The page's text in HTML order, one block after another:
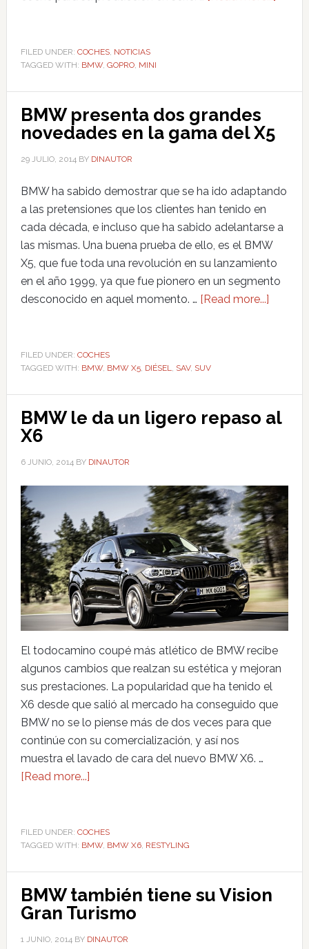
FILED UNDER: COCHES, NOTICIAS
TAGGED WITH: BMW, GOPRO, MINI
BMW presenta dos grandes
novedades en la gama del X5
29 JULIO, 2014BY DINAUTOR
BMW ha sabido demostrar que se ha ido adaptando
a las pretensiones que los clientes han tenido en
cada década, e incluso que ha sabido adelantarse a
las mismas. Una buena prueba de ello, es el BMW
X5, que fue toda una revolución en su lanzamiento
en el año 1999, ya que fue pionero en un segmento
desconocido en aquel momento. … [Read more...]
FILED UNDER: COCHES
TAGGED WITH: BMW, BMW X5, DIÉSEL, SAV, SUV
BMW le da un ligero repaso al
X6
6 JUNIO, 2014BY DINAUTOR
El todocamino coupé más atlético de BMW recibe
algunos cambios que realzan su estética y mejoran
sus prestaciones. La popularidad que ha tenido el
X6 desde que salió al mercado ha conseguido que
BMW no se lo piense más de dos veces para que
continúe con su comercialización, y así nos
muestra el lavado de cara del nuevo BMW X6. …
[Read more...]
FILED UNDER: COCHES
TAGGED WITH: BMW, BMW X6, RESTYLING
BMW también tiene su Vision
Gran Turismo
1 JUNIO, 2014BY DINAUTOR